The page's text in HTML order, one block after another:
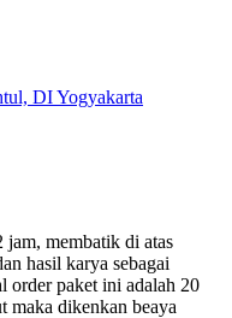
DI Yogyakarta
jam, membatik di atas
hasil karya sebagai
order paket ini adalah 20
maka dikenkan beaya